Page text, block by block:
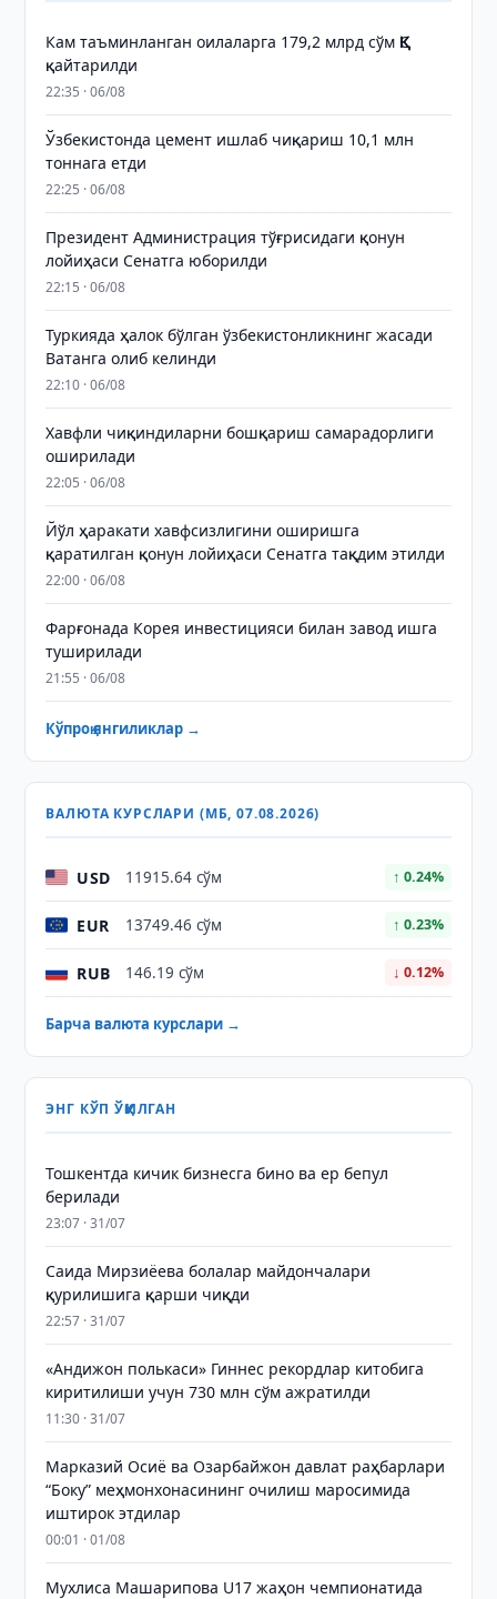
Кам таъминланган оилаларга 179,2 млрд сўм ҚҚС
қайтарилди
22:35 · 06/08
Ўзбекистонда цемент ишлаб чиқариш 10,1 млн
тоннага етди
22:25 · 06/08
Президент Администрация тўғрисидаги қонун
лойиҳаси Сенатга юборилди
22:15 · 06/08
Туркияда ҳалок бўлган ўзбекистонликнинг жасади
Ватанга олиб келинди
22:10 · 06/08
Хавфли чиқиндиларни бошқариш самарадорлиги
оширилади
22:05 · 06/08
Йўл ҳаракати хавфсизлигини оширишга
қаратилган қонун лойиҳаси Сенатга тақдим этилди
22:00 · 06/08
Фарғонада Корея инвестицияси билан завод ишга
туширилади
21:55 · 06/08
Кўпроқ янгиликлар →
ВАЛЮТА КУРСЛАРИ (МБ, 07.08.2026)
USD 11915.64 сўм ↑ 0.24%
EUR 13749.46 сўм ↑ 0.23%
RUB 146.19 сўм ↓ 0.12%
Барча валюта курслари →
ЭНГ КЎП ЎҚИЛГАН
Тошкентда кичик бизнесга бино ва ер бепул
берилади
23:07 · 31/07
Саида Мирзиёева болалар майдончалари
қурилишига қарши чиқди
22:57 · 31/07
«Андижон полькаси» Гиннес рекордлар китобига
киритилиши учун 730 млн сўм ажратилди
11:30 · 31/07
Марказий Осиё ва Озарбайжон давлат раҳбарлари
“Боку” меҳмонхонасининг очилиш маросимида
иштирок этдилар
00:01 · 01/08
Мухлиса Машарипова U17 жаҳон чемпионатида